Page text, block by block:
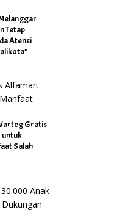
Tetap
Atensi
Gratis
untuk
Salah